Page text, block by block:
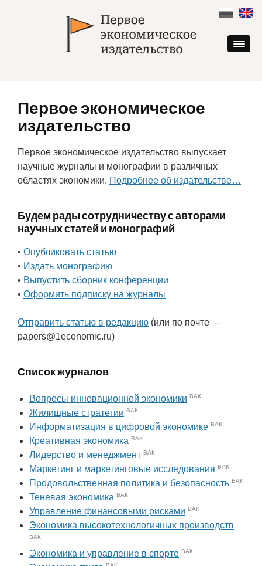
content
Первое экономическое
издательство
Первое экономическое издательство выпускает
научные журналы и монографии в различных
областях экономики. Подробнее об издательстве…
Будем рады сотрудничеству с авторами
научных статей и монографий
• Опубликовать статью
• Издать монографию
• Выпустить сборник конференции
• Оформить подписку на журналы
Отправить статью в редакцию (или по почте —
papers@1economic.ru)
Список журналов
Вопросы инновационной экономики ВАК
Жилищные стратегии ВАК
Информатизация в цифровой экономике ВАК
Креативная экономика ВАК
Лидерство и менеджмент ВАК
Маркетинг и маркетинговые исследования ВАК
Продовольственная политика и безопасность ВАК
Теневая экономика ВАК
Управление финансовыми рисками ВАК
Экономика высокотехнологичных производств
ВАК
Экономика и управление в спорте ВАК